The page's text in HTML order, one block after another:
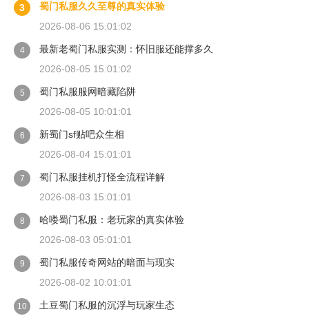
3
蜀门私服久久至尊的真实体验
2026-08-06 15:01:02
4
最新老蜀门私服实测：怀旧服还能撑多久
2026-08-05 15:01:02
5
蜀门私服服网暗藏陷阱
2026-08-05 10:01:01
6
新蜀门sf贴吧众生相
2026-08-04 15:01:01
7
蜀门私服挂机打怪全流程详解
2026-08-03 15:01:01
8
哈喽蜀门私服：老玩家的真实体验
2026-08-03 05:01:01
9
蜀门私服传奇网站的暗面与现实
2026-08-02 10:01:01
10
土豆蜀门私服的沉浮与玩家生态